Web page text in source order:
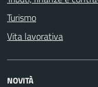
Turismo
Vita lavorativa
NOVITÀ